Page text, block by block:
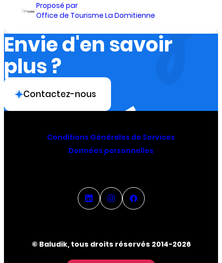
Proposé par
Office de Tourisme La Domitienne
Envie d'en savoir
plus ?
Contactez-nous
Conditions Générales de Services
Données personnelles
© Baludik, tous droits réservés 2014-2026